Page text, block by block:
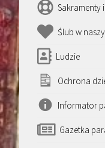
Sakramenty
Ślub w
Ludzie
Ochrona
Informator
Gazetka